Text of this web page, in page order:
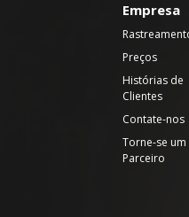
Empresa
Preços
Histórias de
Clientes
Contate-nos
Torne-se um
Parceiro